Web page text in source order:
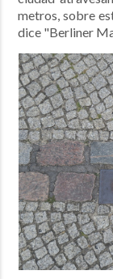
metros, sobre
dice "Berliner